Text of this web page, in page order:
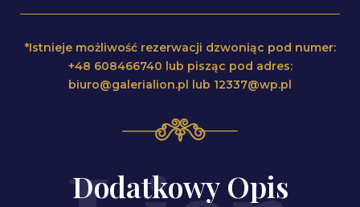
*Istnieje możliwość rezerwacji dzwoniąc pod numer:
+48 608466740 lub pisząc pod adres:
biuro@galerialion.pl lub 12337@wp.pl
Dodatkowy Opis